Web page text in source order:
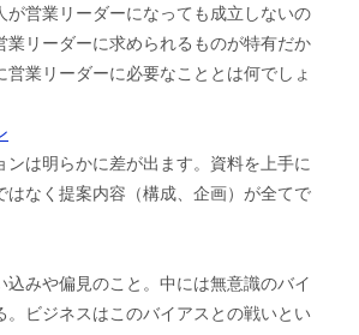
営業リーダーになっても成立しないの
業リーダーに求められるものが特有だか
営業リーダーに必要なこととは何でしょ
は明らかに差が出ます。資料を上手に
はなく提案内容（構成、企画）が全てで
みや偏見のこと。中には無意識のバイ
。ビジネスはこのバイアスとの戦いとい